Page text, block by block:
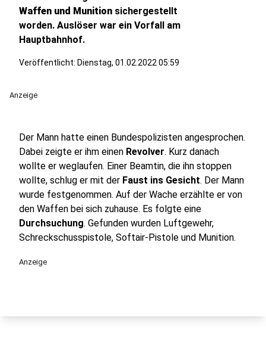
Waffen und Munition sichergestellt
worden. Auslöser war ein Vorfall am
Hauptbahnhof.
Veröffentlicht: Dienstag, 01.02.2022 05:59
Anzeige
Der Mann hatte einen Bundespolizisten angesprochen.
Dabei zeigte er ihm einen Revolver. Kurz danach
wollte er weglaufen. Einer Beamtin, die ihn stoppen
wollte, schlug er mit der Faust ins Gesicht. Der Mann
wurde festgenommen. Auf der Wache erzählte er von
den Waffen bei sich zuhause. Es folgte eine
Durchsuchung. Gefunden wurden Luftgewehr,
Schreckschusspistole, Softair-Pistole und Munition.
Anzeige